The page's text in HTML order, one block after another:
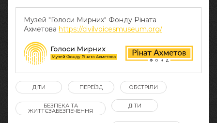
Музей "Голоси Мирних" Фонду Ріната
Ахметова https://civilvoicesmuseum.org/
ДІТИ ПЕРЕЇЗД ОБСТРІЛИ
БЕЗПЕКА ТА
ЖИТТЄЗАБЕЗПЕЧЕННЯ
ДІТИ